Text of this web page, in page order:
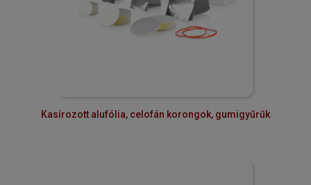
Kasírozott alufólia, celofán korongok, gumigyűrűk